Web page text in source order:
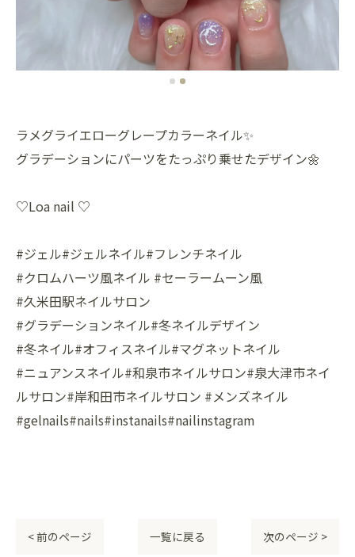
ラメグライエローグレープカラーネイル✨
グラデーションにパーツをたっぷり乗せたデザイン🌼
♡Loa nail ♡
#ジェル#ジェルネイル#フレンチネイル
#クロムハーツ風ネイル #セーラームーン風
#久米田駅ネイルサロン
#グラデーションネイル#冬ネイルデザイン
#冬ネイル#オフィスネイル#マグネットネイル
#ニュアンスネイル#和泉市ネイルサロン#泉大津市ネイ
ルサロン#岸和田市ネイルサロン #メンズネイル
#gelnails#nails#instanails#nailinstagram
< 前のページ 一覧に戻る 次のページ >